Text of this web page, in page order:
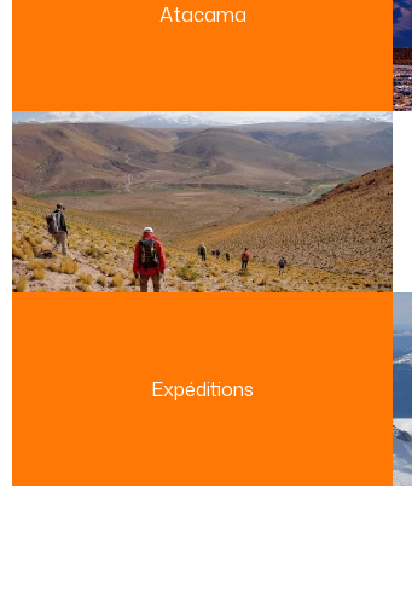
Atacama
Expéditions